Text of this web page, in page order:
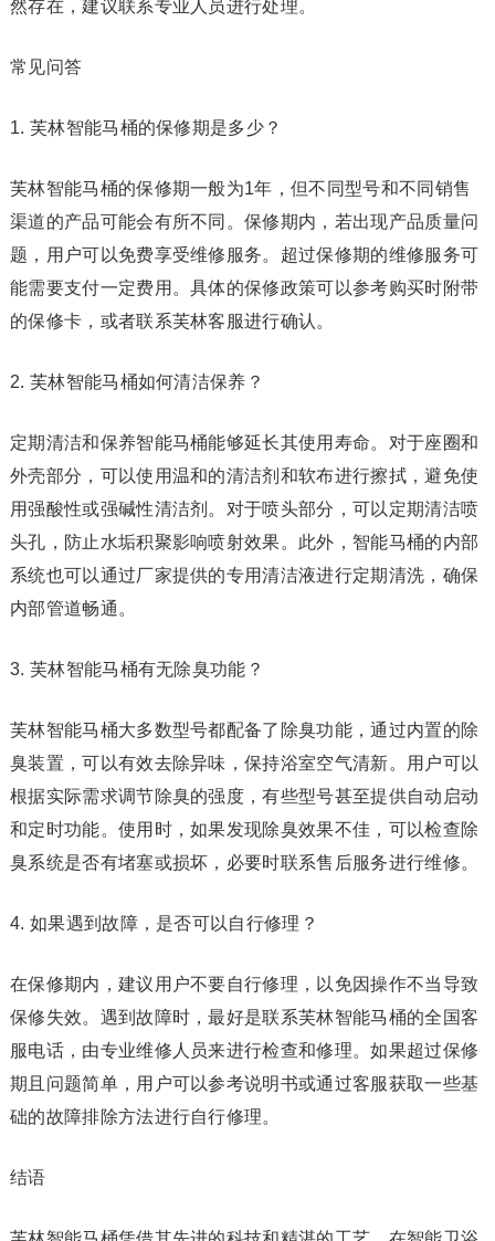
然存在，建议联系专业人员进行处理。
常见问答
1. 芙林智能马桶的保修期是多少？
芙林智能马桶的保修期一般为1年，但不同型号和不同销售
渠道的产品可能会有所不同。保修期内，若出现产品质量问
题，用户可以免费享受维修服务。超过保修期的维修服务可
能需要支付一定费用。具体的保修政策可以参考购买时附带
的保修卡，或者联系芙林客服进行确认。
2. 芙林智能马桶如何清洁保养？
定期清洁和保养智能马桶能够延长其使用寿命。对于座圈和
外壳部分，可以使用温和的清洁剂和软布进行擦拭，避免使
用强酸性或强碱性清洁剂。对于喷头部分，可以定期清洁喷
头孔，防止水垢积聚影响喷射效果。此外，智能马桶的内部
系统也可以通过厂家提供的专用清洁液进行定期清洗，确保
内部管道畅通。
3. 芙林智能马桶有无除臭功能？
芙林智能马桶大多数型号都配备了除臭功能，通过内置的除
臭装置，可以有效去除异味，保持浴室空气清新。用户可以
根据实际需求调节除臭的强度，有些型号甚至提供自动启动
和定时功能。使用时，如果发现除臭效果不佳，可以检查除
臭系统是否有堵塞或损坏，必要时联系售后服务进行维修。
4. 如果遇到故障，是否可以自行修理？
在保修期内，建议用户不要自行修理，以免因操作不当导致
保修失效。遇到故障时，最好是联系芙林智能马桶的全国客
服电话，由专业维修人员来进行检查和修理。如果超过保修
期且问题简单，用户可以参考说明书或通过客服获取一些基
础的故障排除方法进行自行修理。
结语